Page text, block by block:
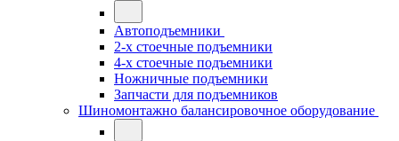
Автоподъемники
2-х стоечные подъемники
4-х стоечные подъемники
Ножничные подъемники
Запчасти для подъемников
Шиномонтажно балансировочное оборудование